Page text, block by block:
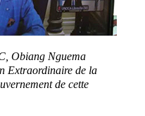
Obiang Nguema
Extraordinaire de la
de cette